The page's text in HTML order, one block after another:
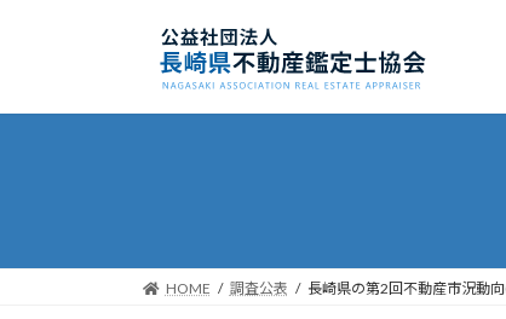
プ
動
HOME 調査公表 長崎県の第2回不動産市況動